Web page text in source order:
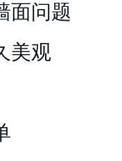
面问题
美观